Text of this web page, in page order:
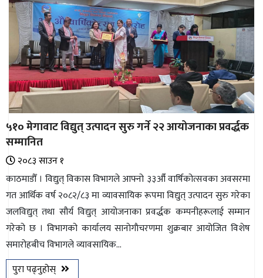
प्रोफाइल
ऊर्जा
विशेष
५१० मेगावाट विद्युत् उत्पादन सुरु गर्ने २२ आयोजनाका प्रवर्द्धक
सम्मानित
२०८३ साउन १
काठमाडौँ । विद्युत् विकास विभागले आफ्नो ३३औँ वार्षिकोत्सवका अवसरमा
गत आर्थिक वर्ष २०८२/८३ मा व्यावसायिक रूपमा विद्युत् उत्पादन सुरु गरेका
जलविद्युत् तथा सौर्य विद्युत् आयोजनाका प्रवर्द्धक कम्पनीहरूलाई सम्मान
गरेको छ । विभागको कार्यालय सानाेगाैचरणमा शुक्रबार आयोजित विशेष
समारोहबीच विभागले व्यावसायिक...
पुरा पढ्नुहोस्